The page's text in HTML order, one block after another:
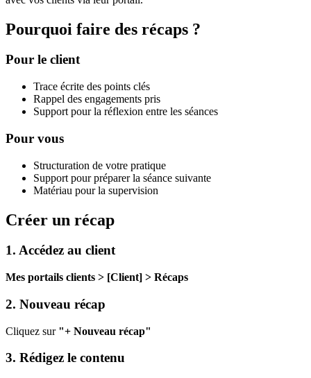
Pourquoi faire des récaps ?
Pour le client
Trace écrite des points clés
Rappel des engagements pris
Support pour la réflexion entre les séances
Pour vous
Structuration de votre pratique
Support pour préparer la séance suivante
Matériau pour la supervision
Créer un récap
1. Accédez au client
Mes portails clients > [Client] > Récaps
2. Nouveau récap
Cliquez sur "+ Nouveau récap"
3. Rédigez le contenu